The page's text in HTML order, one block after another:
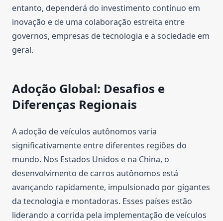
entanto, dependerá do investimento contínuo em
inovação e de uma colaboração estreita entre
governos, empresas de tecnologia e a sociedade em
geral.
Adoção Global: Desafios e
Diferenças Regionais
A adoção de veículos autônomos varia
significativamente entre diferentes regiões do
mundo. Nos Estados Unidos e na China, o
desenvolvimento de carros autônomos está
avançando rapidamente, impulsionado por gigantes
da tecnologia e montadoras. Esses países estão
liderando a corrida pela implementação de veículos